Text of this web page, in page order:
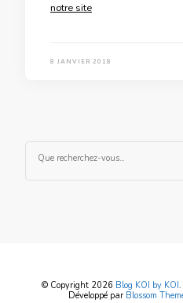
notre site
8 JANVIER 2018
recherchiez
quelque
© Copyright 2026 Blog KOI by KOI.
Développé par Blossom